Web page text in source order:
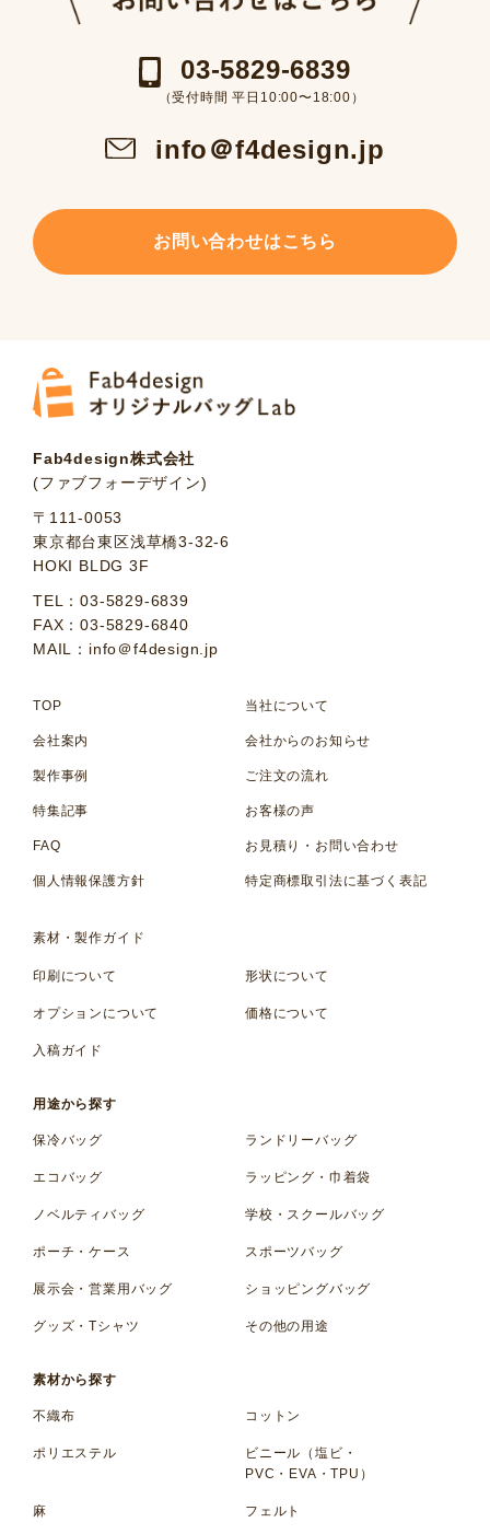
03-5829-6839
（受付時間 平日10:00〜18:00）
info＠f4design.jp
お問い合わせはこちら
Fab4design株式会社
(ファブフォーデザイン)
〒111-0053
東京都台東区浅草橋3-32-6
HOKI BLDG 3F
TEL：03-5829-6839
FAX：03-5829-6840
MAIL：info＠f4design.jp
TOP 当社について
会社案内 会社からのお知らせ
製作事例 ご注文の流れ
特集記事 お客様の声
FAQ お見積り・お問い合わせ
個人情報保護方針 特定商標取引法に基づく表記
素材・製作ガイド
印刷について 形状について
オプションについて 価格について
入稿ガイド
用途から探す
保冷バッグ ランドリーバッグ
エコバッグ ラッピング・巾着袋
ノベルティバッグ 学校・スクールバッグ
ポーチ・ケース スポーツバッグ
展示会・営業用バッグ ショッピングバッグ
グッズ・Tシャツ その他の用途
素材から探す
不織布 コットン
ポリエステル
ビニール（塩ビ・
PVC・EVA・TPU）
麻 フェルト